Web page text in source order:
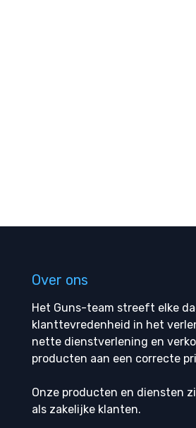
Over ons
Het Guns-team streeft elke
klanttevredenheid in het
nette dienstverlening en
producten aan een correcte
Onze producten en diensten
als zakelijke klanten.